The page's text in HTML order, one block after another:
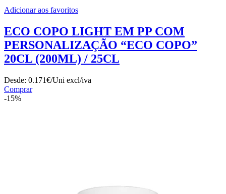
Adicionar aos favoritos
ECO COPO LIGHT EM PP COM
PERSONALIZAÇÃO “ECO COPO”
20CL (200ML) / 25CL
Desde: 0.171€/Uni excl/iva
Comprar
-15%